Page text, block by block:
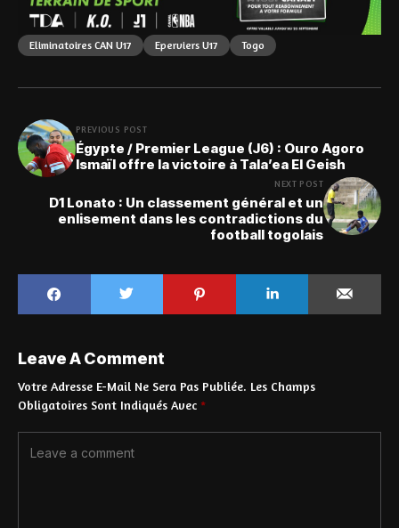
Eliminatoires CAN U17 Eperviers U17 Togo
PREVIOUS POST
Égypte / Premier League (J6) : Ouro Agoro
Ismaïl offre la victoire à Tala’ea El Geish
NEXT POST
D1 Lonato : Un classement général et un
enlisement dans les contradictions du
football togolais
Leave A Comment
Votre Adresse E-Mail Ne Sera Pas Publiée. Les Champs
Obligatoires Sont Indiqués Avec *